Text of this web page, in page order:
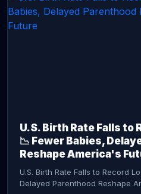
U.S. Birth Rate Falls to
📉 Fewer Babies,
Reshape America's
U.S. Birth Rate Falls to Record
Delayed Parenthood Reshape